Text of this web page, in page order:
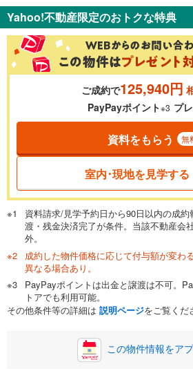
金利
0.01%
一般的には最長35年まで借り入れ可
が完済時の年齢は80歳までを条件とし
閉じる
頭金
0万円
自己資金から住宅購入にかけられる金
い。一般的には物件価格の2割までが
閉じる
ボーナス
0円
Yahoo!不動産限定のおトクな特典
ご成約で125,940円
PayPayポイント※3 プ
資料をもらう 無
室内･現地を見学する
資料請求/見学予約日から90日以内の成
渡・残金決済完了が条件。当該不動産会
外。
成約した物件価格に応じて付与額が変わ
異なる場合あり。
PayPayポイントは出金と譲渡は不可。
トアでも利用可能。
その他条件等の詳細は 説明ページをご覧くだ
この物件情報をア